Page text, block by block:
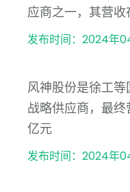
应商之一，其营
发布时间：2024年
风神股份是徐工
战略供应商，最
亿元
发布时间：2024年